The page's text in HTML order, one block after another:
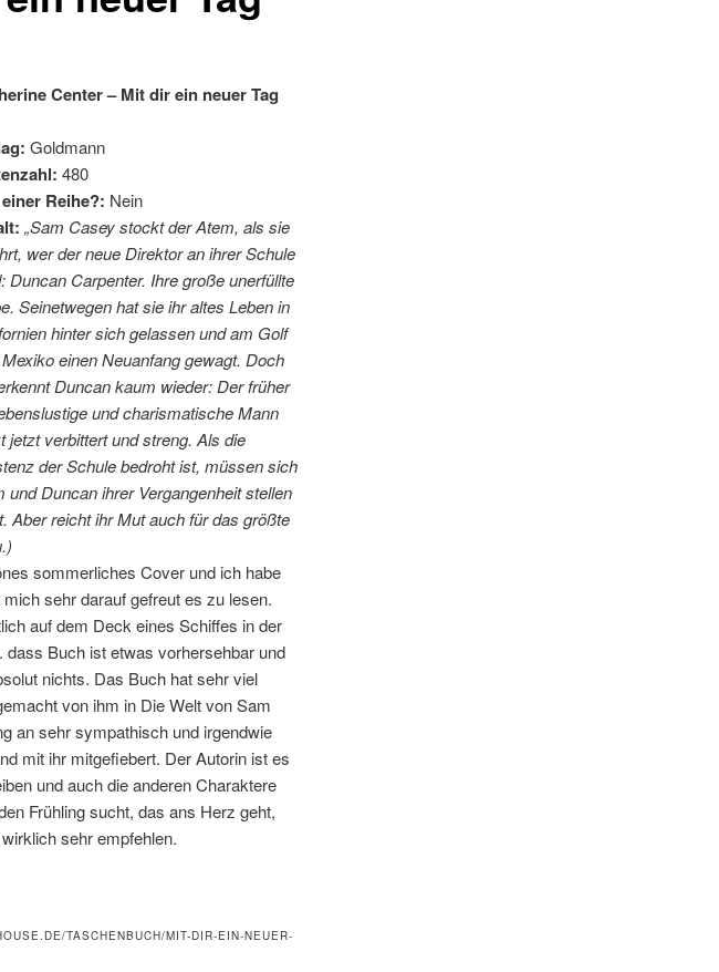
Center – Mit dir ein neuer Tag
Goldmann
480
Reihe?: Nein
„Sam Casey stockt der Atem, als sie
wer der neue Direktor an ihrer Schule
Duncan Carpenter. Ihre große unerfüllte
Seinetwegen hat sie ihr altes Leben in
hinter sich gelassen und am Golf
einen Neuanfang gewagt. Doch
Duncan kaum wieder: Der früher
und charismatische Mann
jetzt verbittert und streng. Als die
der Schule bedroht ist, müssen sich
und Duncan ihrer Vergangenheit stellen
Aber reicht ihr Mut auch für das größte
sommerliches Cover und ich habe
sehr darauf gefreut es zu lesen.
auf dem Deck eines Schiffes in der
Buch ist etwas vorhersehbar und
nichts. Das Buch hat sehr viel
von ihm in Die Welt von Sam
an sehr sympathisch und irgendwie
mit ihr mitgefiebert. Der Autorin ist es
und auch die anderen Charaktere
Frühling sucht, das ans Herz geht,
sehr empfehlen.
TASCHENBUCH/MIT-DIR-EIN-NEUER-